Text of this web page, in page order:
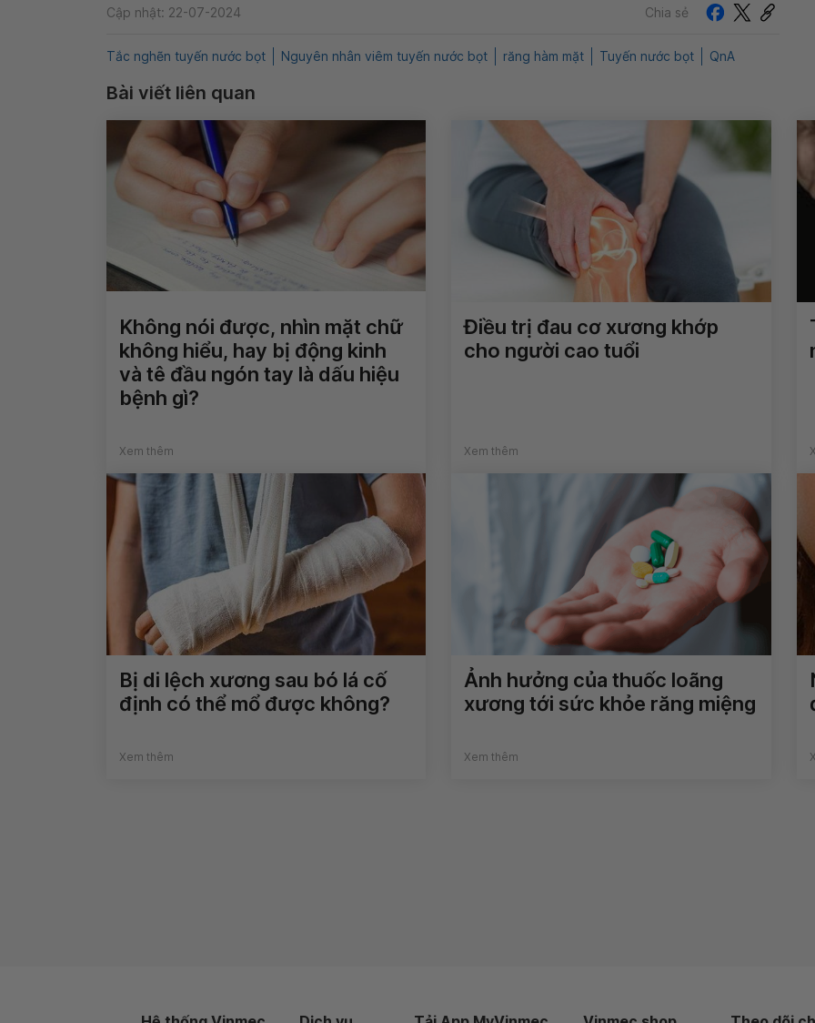
Cập nhật: 22-07-2024 Chia sẻ
Tắc nghẽn tuyến nước bọt Nguyên nhân viêm tuyến nước bọt răng hàm mặt Tuyến nước bọt QnA
Bài viết liên quan
Không nói được, nhìn mặt chữ
không hiểu, hay bị động kinh
và tê đầu ngón tay là dấu hiệu
bệnh gì?
Xem thêm
Điều trị đau cơ xương khớp
cho người cao tuổi
Xem thêm
Bị di lệch xương sau bó lá cố
định có thể mổ được không?
Xem thêm
Ảnh hưởng của thuốc loãng
xương tới sức khỏe răng miệng
Xem thêm